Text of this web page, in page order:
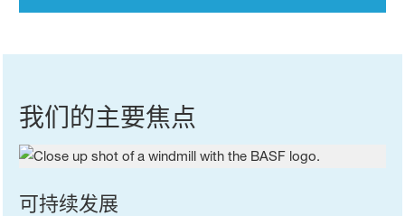
我们的主要焦点
可持续发展